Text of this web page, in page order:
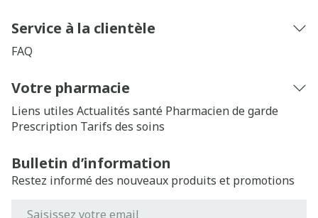
Service à la clientèle
FAQ
Votre pharmacie
Liens utiles Actualités santé Pharmacien de garde
Prescription Tarifs des soins
Bulletin d’information
Restez informé des nouveaux produits et promotions